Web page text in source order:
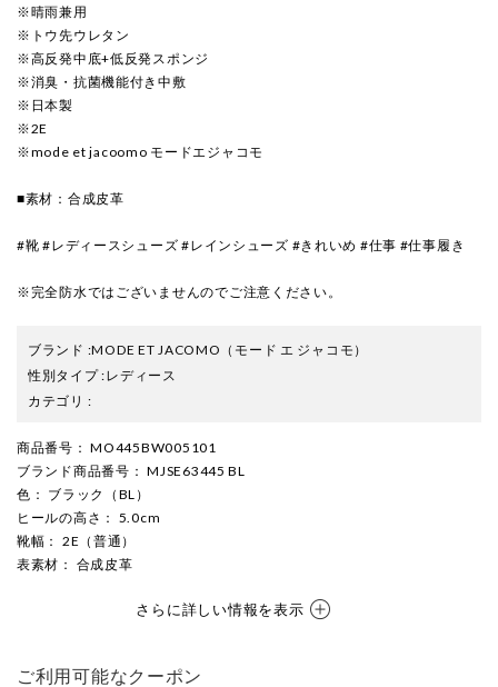
※晴雨兼用
※トウ先ウレタン
※高反発中底+低反発スポンジ
※消臭・抗菌機能付き中敷
※日本製
※2E
※mode et jacoomo モードエジャコモ
■素材：合成皮革
#靴 #レディースシューズ #レインシューズ #きれいめ #仕事 #仕事履き
※完全防水ではございませんのでご注意ください。
ブランド :MODE ET JACOMO （モード エ ジャコモ）
性別タイプ:レディース
カテゴリ :
商品番号 ： MO445BW005101
ブランド商品番号 ： MJSE63445 BL
色 ： ブラック（BL）
ヒールの高さ ： 5.0cm
靴幅 ： 2E（普通）
表素材 ： 合成皮革
さらに詳しい情報を表示
ご利用可能なクーポン